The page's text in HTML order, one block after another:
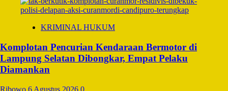
KRIMINAL HUKUM
Komplotan Pencurian Kendaraan Bermotor di
Lampung Selatan Dibongkar, Empat Pelaku
Diamankan
Ribowo 6 Agustus 2026 0